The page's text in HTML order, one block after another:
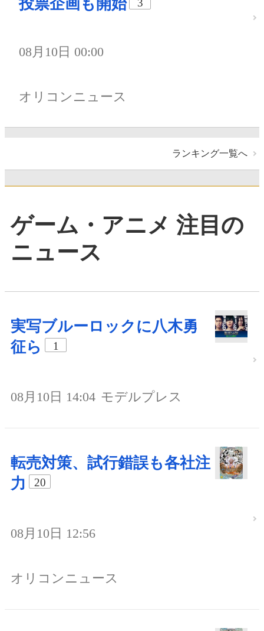
投票企画も開始
3
08月10日 00:00
オリコンニュース
ランキング一覧へ
ゲーム・アニメ 注目の
ニュース
実写ブルーロックに八木勇
征ら
1
08月10日 14:04 モデルプレス
転売対策、試行錯誤も各社注
力
20
08月10日 12:56
オリコンニュース